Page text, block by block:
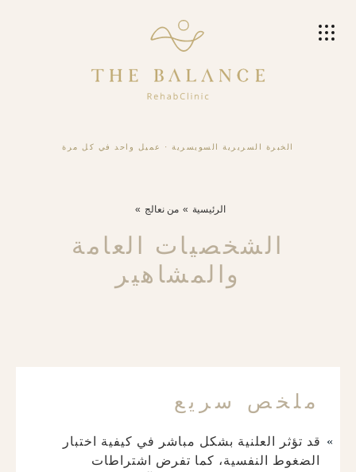
الخبرة السريرية السويسرية · عميل واحد في كل مرة
الرئيسية من نعالج
الشخصيات العامة
والمشاهير
ملخص سريع
قد تؤثر العلنية بشكل مباشر في كيفية اختبار
الضغوط النفسية، كما تفرض اشتراطات